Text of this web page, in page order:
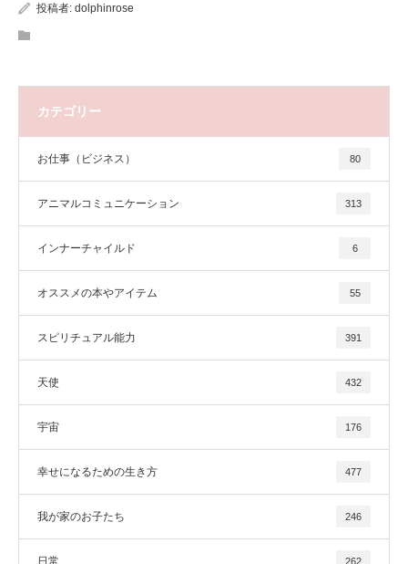
投稿者: dolphinrose
カテゴリー
お仕事（ビジネス） 80
アニマルコミュニケーション 313
インナーチャイルド 6
オススメの本やアイテム 55
スピリチュアル能力 391
天使 432
宇宙 176
幸せになるための生き方 477
我が家のお子たち 246
日常 262